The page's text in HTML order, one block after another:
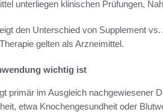
unterliegen klinischen Prüfungen,
den Unterschied von Supplement
gelten als Arzneimittel.
wichtig ist
primär im Ausgleich nachgewiesener
etwa Knochengesundheit oder